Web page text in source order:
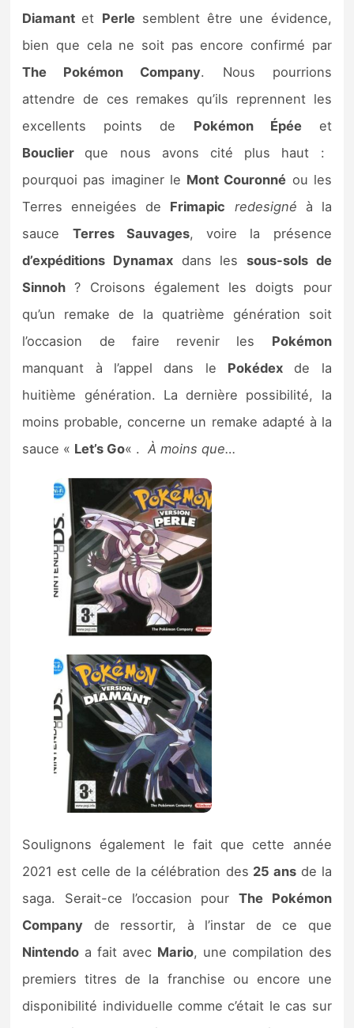
Diamantet Perlesemblent être une évidence,
bien que cela ne soit pas encore confirmé par
The Pokémon Company. Nous pourrions
attendre de ces remakes qu’ils reprennent les
excellents points de Pokémon Épéeet
Bouclierque nous avons cité plus haut :
pourquoi pas imaginer le Mont Couronné ou les
Terres enneigées de Frimapic redesigné à la
sauce Terres Sauvages, voire la présence
d’expéditions Dynamaxdans lessous-sols de
Sinnoh ? Croisons également les doigts pour
qu’un remake de la quatrième génération soit
l’occasion de faire revenir les Pokémon
manquant à l’appel dans le Pokédex de la
huitième génération. La dernière possibilité, la
moins probable, concerne un remake adapté à la
sauce « Let’s Go« .À moins que…
Soulignons également le fait que cette année
2021 est celle de la célébration des 25 ansde la
saga. Serait-ce l’occasion pourThe Pokémon
Company de ressortir, à l’instar de ce que
Nintendo a fait avec Mario, une compilation des
premiers titres de la franchise ou encore une
disponibilité individuelle comme c’était le cas sur